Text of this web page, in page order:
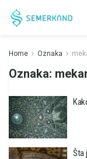
Home Oznaka
Oznaka:
Šta